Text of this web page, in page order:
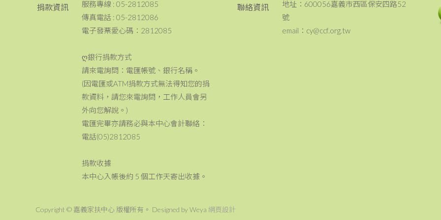
捐款資訊
服務專線 : 05-2812085
傳真電話 : 05-2812086
電子發票愛心碼：2812085
ღ銀行捐款方式
請來電詢問：電匯帳號、銀行名稱。
(因電匯或ATM捐款方式無法得知您的捐
款資料，請您來電詢問，工作人員會另
外向您解說。)
電匯完畢亦請務必與本中心會計聯絡：
電話(05)2812085
捐款收據
本中心入帳後約 5 個工作天寄出收據。
聯絡資訊
地址：600056嘉義市西區保安四路52
號
email：cy@ccf.org.tw
Copyright © 嘉義家扶中心 版權所有。 Designed by Weya 網頁設計